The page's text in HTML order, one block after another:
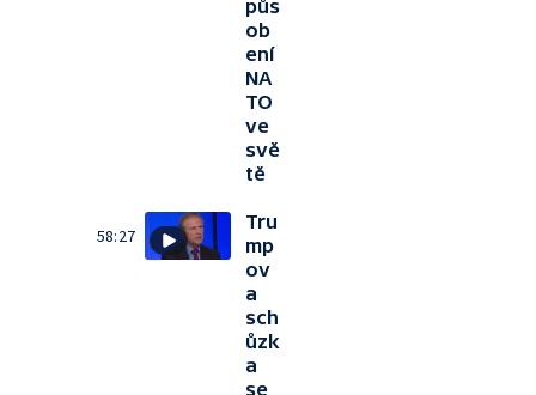
půs
ob
ení
NA
TO
ve
svě
tě
58:27
Tru
mp
ov
a
sch
ůzk
a
se